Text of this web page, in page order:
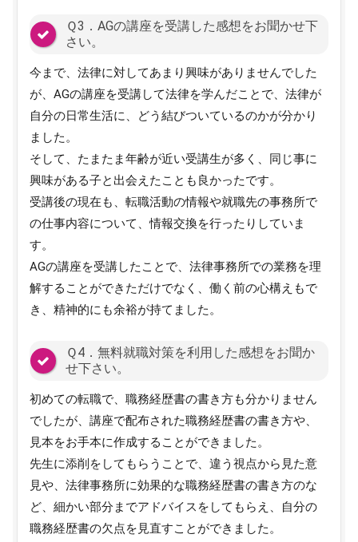
Ｑ3．AGの講座を受講した感想をお聞かせ下
さい。
今まで、法律に対してあまり興味がありませんでした
が、AGの講座を受講して法律を学んだことで、法律が
自分の日常生活に、どう結びついているのかが分かり
ました。
そして、たまたま年齢が近い受講生が多く、同じ事に
興味がある子と出会えたことも良かったです。
受講後の現在も、転職活動の情報や就職先の事務所で
の仕事内容について、情報交換を行ったりしていま
す。
AGの講座を受講したことで、法律事務所での業務を理
解することができただけでなく、働く前の心構えもで
き、精神的にも余裕が持てました。
Ｑ4．無料就職対策を利用した感想をお聞か
せ下さい。
初めての転職で、職務経歴書の書き方も分かりません
でしたが、講座で配布された職務経歴書の書き方や、
見本をお手本に作成することができました。
先生に添削をしてもらうことで、違う視点から見た意
見や、法律事務所に効果的な職務経歴書の書き方のな
ど、細かい部分までアドバイスをしてもらえ、自分の
職務経歴書の欠点を見直すことができました。